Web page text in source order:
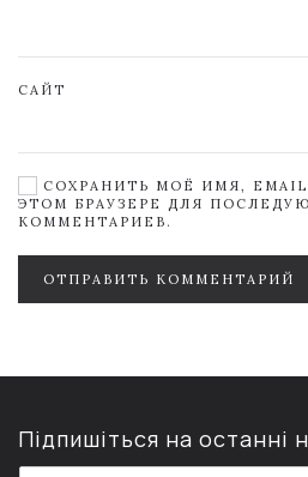
САЙТ
СОХРАНИТЬ МОЁ ИМЯ,
ЭТОМ БРАУЗЕРЕ ДЛЯ
КОММЕНТАРИЕВ.
ОТПРАВИТЬ КОММЕНТАРИЙ
Підпишіться на останні